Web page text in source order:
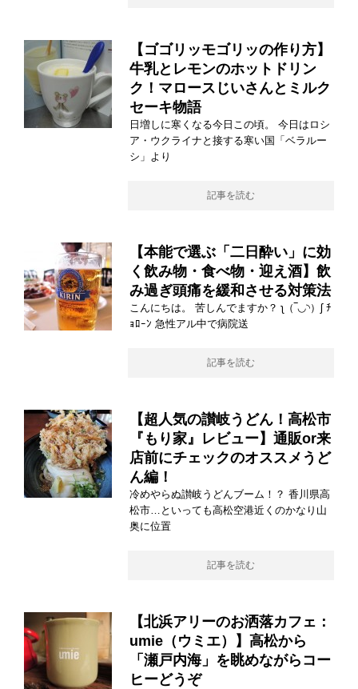
【ゴゴリッモゴリッの作り方】
牛乳とレモンのホットドリン
ク！マロースじいさんとミルク
セーキ物語
日増しに寒くなる今日この頃。 今日はロシ
ア・ウクライナと接する寒い国「ベラルー
シ」より
記事を読む
【本能で選ぶ「二日酔い」に効
く飲み物・食べ物・迎え酒】飲
み過ぎ頭痛を緩和させる対策法
こんにちは。 苦しんでますか？ ʅ（‾◡◝）ʃ ﾁ
ｮﾛｰﾝ 急性アル中で病院送
記事を読む
【超人気の讃岐うどん！高松市
『もり家』レビュー】通販or来
店前にチェックのオススメうど
ん編！
冷めやらぬ讃岐うどんブーム！？ 香川県高
松市…といっても高松空港近くのかなり山
奥に位置
記事を読む
【北浜アリーのお洒落カフェ：
umie（ウミエ）】高松から
「瀬戸内海」を眺めながらコー
ヒーどうぞ